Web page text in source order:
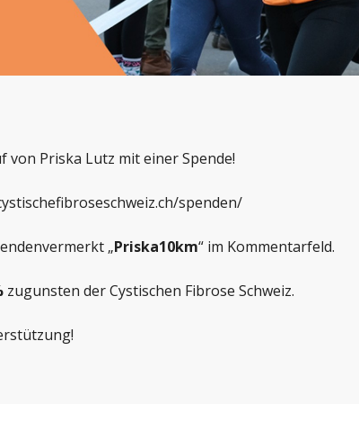
von Priska Lutz mit einer Spende!
spenden/
„Priska10km“ im Kommentarfeld.
zugunsten der Cystischen Fibrose Schweiz.